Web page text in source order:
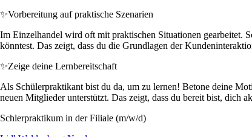
✨Vorbereitung auf praktische Szenarien
Im Einzelhandel wird oft mit praktischen Situationen gearbeitet.
könntest. Das zeigt, dass du die Grundlagen der
✨Zeige deine Lernbereitschaft
Als Schülerpraktikant bist du da, um zu lernen! Betone deine
neuen Mitglieder unterstützt. Das zeigt, dass du bereit bist, dich
Schlerpraktikum in der Filiale (m/w/d)